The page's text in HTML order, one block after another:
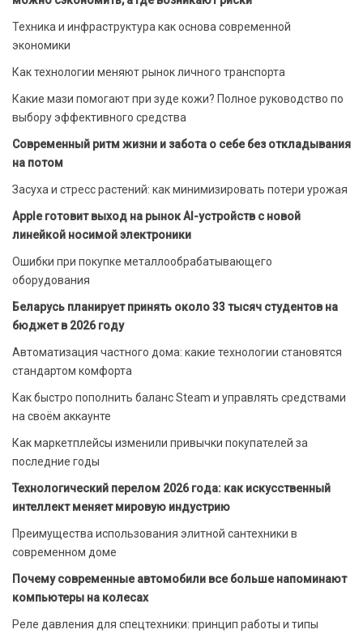
Техника и инфраструктура как основа современной
экономики
Как технологии меняют рынок личного транспорта
Какие мази помогают при зуде кожи? Полное руководство по
выбору эффективного средства
Современный ритм жизни и забота о себе без откладывания
на потом
Засуха и стресс растений: как минимизировать потери урожая
Apple готовит выход на рынок AI-устройств с новой
линейкой носимой электроники
Ошибки при покупке металлообрабатывающего
оборудования
Беларусь планирует принять около 33 тысяч студентов на
бюджет в 2026 году
Автоматизация частного дома: какие технологии становятся
стандартом комфорта
Как быстро пополнить баланс Steam и управлять средствами
на своём аккаунте
Как маркетплейсы изменили привычки покупателей за
последние годы
Технологический перелом 2026 года: как искусственный
интеллект меняет мировую индустрию
Преимущества использования элитной сантехники в
современном доме
Почему современные автомобили все больше напоминают
компьютеры на колесах
Реле давления для спецтехники: принцип работы и типы